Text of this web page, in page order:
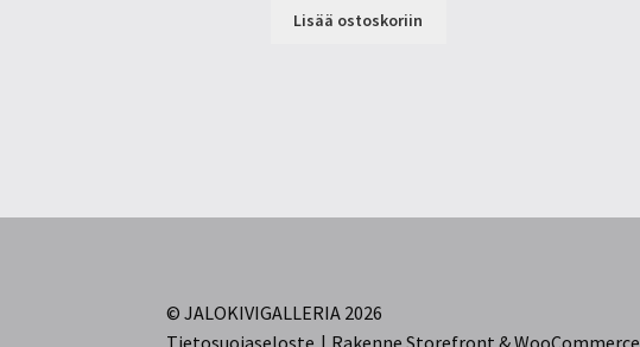
Lisää ostoskoriin
© JALOKIVIGALLERIA 2026
Tietosuojaseloste
Rakenne Storefront & WooCommerce